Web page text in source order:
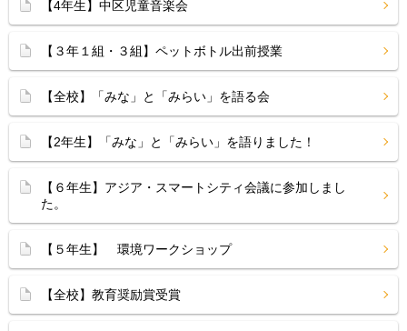
【4年生】中区児童音楽会
【３年１組・３組】ペットボトル出前授業
【全校】「みな」と「みらい」を語る会
【2年生】「みな」と「みらい」を語りました！
【６年生】アジア・スマートシティ会議に参加しまし
た。
【５年生】 環境ワークショップ
【全校】教育奨励賞受賞